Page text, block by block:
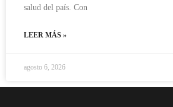
salud del país. Con
LEER MÁS »
agosto 6, 2026